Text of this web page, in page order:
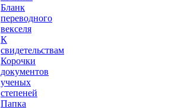
Бланк
переводного
векселя
К
свидетельствам
Корочки
документов
ученых
степеней
Папка